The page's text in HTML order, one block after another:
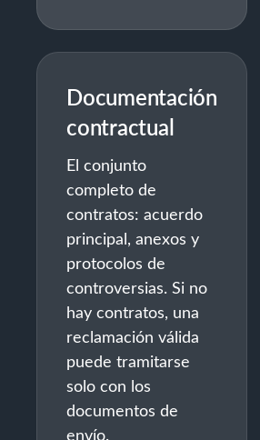
Documentación
contractual
El conjunto
completo de
contratos: acuerdo
principal, anexos y
protocolos de
controversias. Si no
hay contratos, una
reclamación válida
puede tramitarse
solo con los
documentos de
envío.